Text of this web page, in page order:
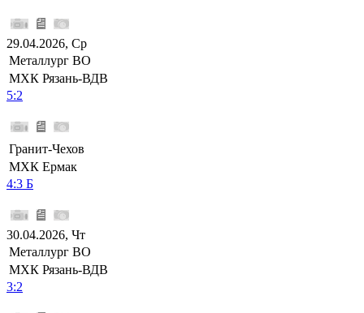
29.04.2026, Ср
Металлург ВО
МХК Рязань-ВДВ
5:2
Гранит-Чехов
МХК Ермак
4:3 Б
30.04.2026, Чт
Металлург ВО
МХК Рязань-ВДВ
3:2